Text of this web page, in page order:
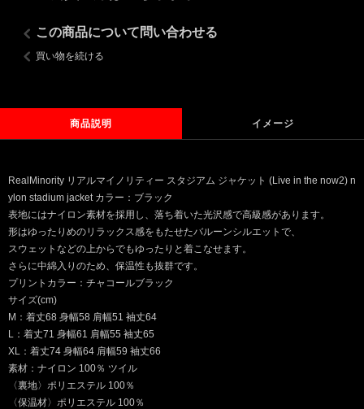
この商品について問い合わせる
買い物を続ける
商品説明 イメージ
RealMinority リアルマイノリティー スタジアム ジャケット (Live in the now2) n
ylon stadium jacket カラー：ブラック
表地にはナイロン素材を採用し、落ち着いた光沢感で高級感があります。
形はゆったりめのリラックス感をもたせたバルーンシルエットで、
スウェットなどの上からでもゆったりと着こなせます。
さらに中綿入りのため、保温性も抜群です。
プリントカラー：チャコールブラック
サイズ(cm)
M：着丈68 身幅58 肩幅51 袖丈64
L：着丈71 身幅61 肩幅55 袖丈65
XL：着丈74 身幅64 肩幅59 袖丈66
素材：ナイロン 100％ ツイル
〈裏地〉ポリエステル 100％
〈保温材〉ポリエステル 100％